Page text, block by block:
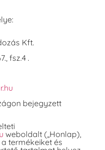
Kft.
fsz.4 .
bejegyzett
weboldalt („Honlap),
termékeiket és